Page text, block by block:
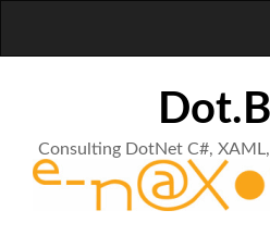
Consulting DotNet C#,